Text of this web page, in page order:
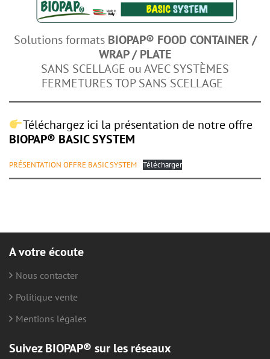
Solutions formats BIOPAP® FOOD CONTAINER /
WRAP / PLATE
SANS SCELLAGE ou AVEC SYSTÈMES
FERMETURES TOP SANS SCELLAGE
Téléchargez ici la présentation de notre offre
BIOPAP® BASIC SYSTEM
PRÉSENTATION OFFRE BASIC SYSTEM Télécharger
A votre écoute
Nous contacter
Politique vente
Mentions légales
Suivez BIOPAP® sur les réseaux